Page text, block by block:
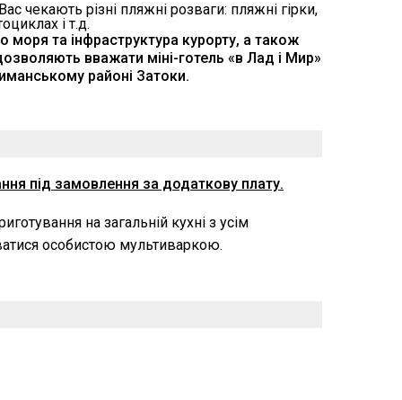
чекають різні пляжні розваги: ​​пляжні гірки,
і т.д.
моря та інфраструктура курорту, а також
вважати міні-готель «в Лад і Мир»
районі Затоки.
під замовлення за додаткову плату.
на загальній кухні з усім
особистою мультиваркою.